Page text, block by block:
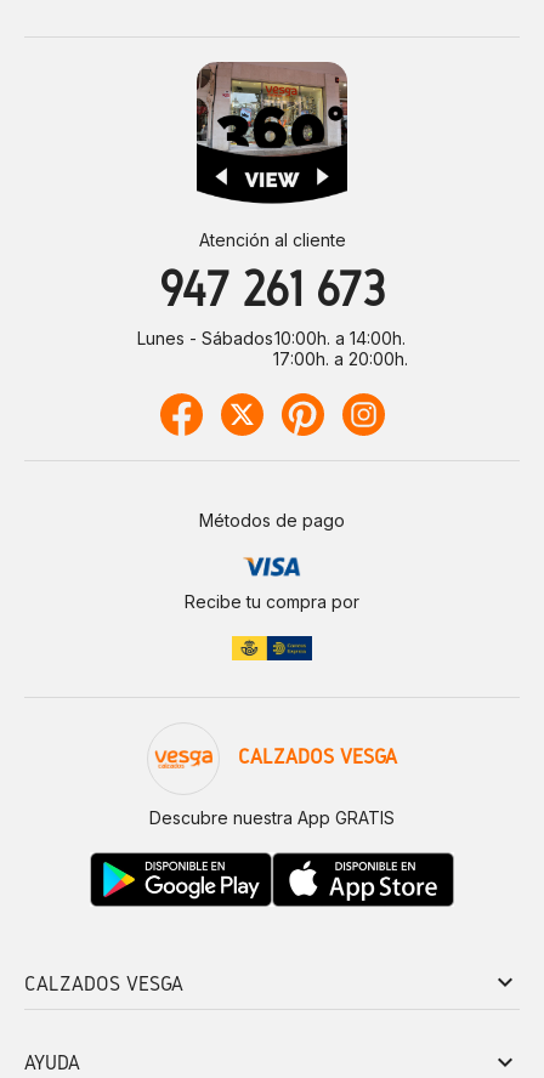
Atención al cliente
947 261 673
Lunes - Sábados10:00h. a 14:00h.
17:00h. a 20:00h.
Métodos de pago
Recibe tu compra por
CALZADOS VESGA
Descubre nuestra App GRATIS
CALZADOS VESGA keyboard_arrow_down
AYUDA keyboard_arrow_down